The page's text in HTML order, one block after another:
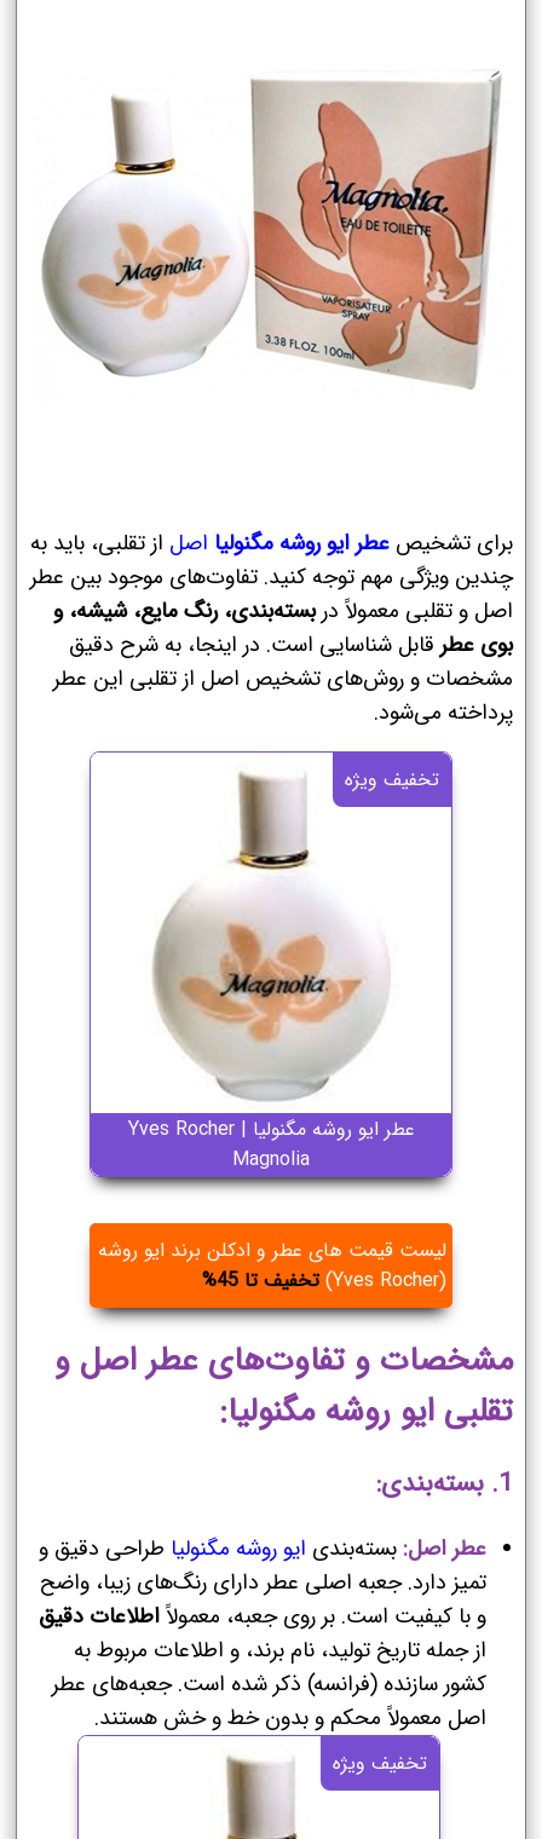
برای تشخیص عطر ایو روشه مگنولیا اصل از تقلبی، باید به
چندین ویژگی مهم توجه کنید. تفاوت‌های موجود بین عطر
اصل و تقلبی معمولاً دربسته‌بندی، رنگ مایع، شیشه، و
بوی عطر قابل شناسایی است. در اینجا، به شرح دقیق
مشخصات و روش‌های تشخیص اصل از تقلبی این عطر
پرداخته می‌شود.
تخفیف ویژه
عطر ایو روشه مگنولیا | Yves Rocher
Magnolia
لیست قیمت های عطر و ادکلن برند ایو روشه
(Yves Rocher)
تخفیف تا 45%
مشخصات و تفاوت‌های عطر اصل و
تقلبی ایو روشه مگنولیا:
1. بسته‌بندی:
عطر اصل: بسته‌بندی ایو روشه مگنولیا طراحی دقیق و
تمیز دارد. جعبه اصلی عطر دارای رنگ‌های زیبا، واضح
و با کیفیت است. بر روی جعبه، معمولاًاطلاعات دقیق
از جمله تاریخ تولید، نام برند، و اطلاعات مربوط به
کشور سازنده (فرانسه) ذکر شده است. جعبه‌های عطر
اصل معمولاً محکم و بدون خط و خش هستند.
تخفیف ویژه